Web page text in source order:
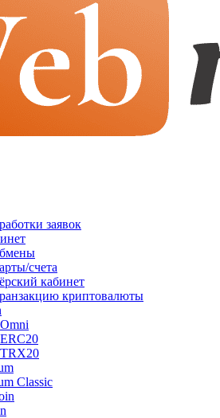
заявок
счета
кабинет
криптовалюты
Classic